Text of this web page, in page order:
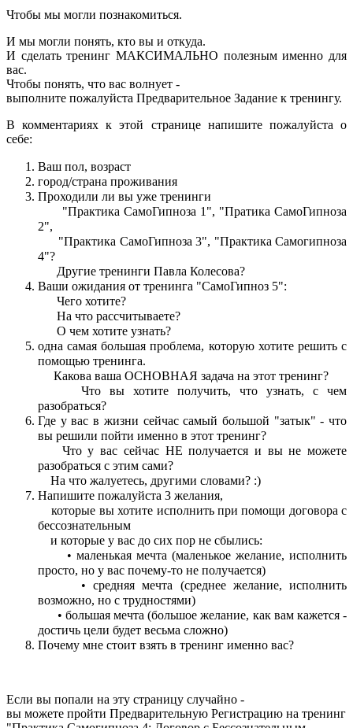
Чтобы мы могли познакомиться.
И мы могли понять, кто вы и откуда.
И сделать тренинг МАКСИМАЛЬНО полезным именно для
вас.
Чтобы понять, что вас волнует -
выполните пожалуйста Предварительное Задание к тренингу.
В комментариях к этой странице напишите пожалуйста о
себе:
Ваш пол, возраст
город/страна проживания
Проходили ли вы уже тренинги
"Практика СамоГипноза 1", "Пратика СамоГипноза
2",
"Практика СамоГипноза 3", "Практика Самогипноза
4"?
Другие тренинги Павла Колесова?
Ваши ожидания от тренинга "СамоГипноз 5":
Чего хотите?
На что рассчитываете?
О чем хотите узнать?
одна самая большая проблема, которую хотите решить с
помощью тренинга.
Какова ваша ОСНОВНАЯ задача на этот тренинг?
Что вы хотите получить, что узнать, с чем
разобраться?
Где у вас в жизни сейчас самый большой "затык" - что
вы решили пойти именно в этот тренинг?
Что у вас сейчас НЕ получается и вы не можете
разобраться с этим сами?
На что жалуетесь, другими словами? :)
Напишите пожалуйста 3 желания,
которые вы хотите исполнить при помощи договора с
бессознательным
и которые у вас до сих пор не сбылись:
• маленькая мечта (маленькое желание, исполнить
просто, но у вас почему-то не получается)
• средняя мечта (среднее желание, исполнить
возможно, но с трудностями)
• большая мечта (большое желание, как вам кажется -
достичь цели будет весьма сложно)
Почему мне стоит взять в тренинг именно вас?
Если вы попали на эту страницу случайно -
вы можете пройти Предварительную Регистрацию на тренинг